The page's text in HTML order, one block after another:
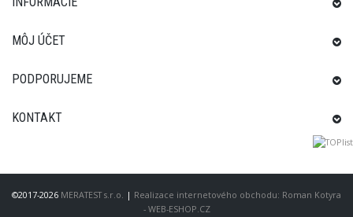
MÔJ ÚČET
PODPORUJEME
KONTAKT
©2017-2026 MERATEST s.r.o. | Realizace internetového obchodu: Roman Kotyra
- WEB-ESHOP.CZ